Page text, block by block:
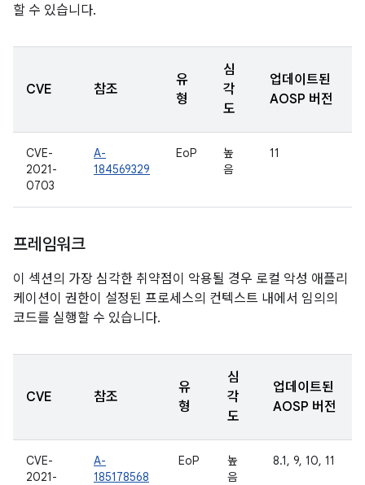
할 수 있습니다.
CVE 참조
유
형
심
각
도
업데이트된
AOSP 버전
CVE-
2021-
0703
A-
184569329
EoP
높
음
11
프레임워크
이 섹션의 가장 심각한 취약점이 악용될 경우 로컬 악성 애플리
케이션이 권한이 설정된 프로세스의 컨텍스트 내에서 임의의
코드를 실행할 수 있습니다.
CVE 참조
유
형
심
각
도
업데이트된
AOSP 버전
CVE-
2021-
A-
185178568
EoP
높
음
8.1, 9, 10, 11